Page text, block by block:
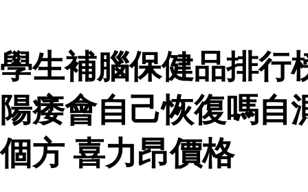
學生補腦保健品排行
陽痿會自己恢復嗎自
個方 喜力昂價格